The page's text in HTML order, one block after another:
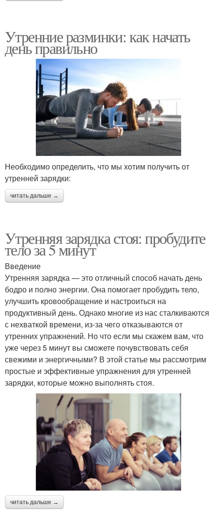
Утренние разминки: как начать
день правильно
Необходимо определить, что мы хотим получить от
утренней зарядки:
читать дальше →
Утренняя зарядка стоя: пробудите
тело за 5 минут
Введение
Утренняя зарядка — это отличный способ начать день
бодро и полно энергии. Она помогает пробудить тело,
улучшить кровообращение и настроиться на
продуктивный день. Однако многие из нас сталкиваются
с нехваткой времени, из-за чего отказываются от
утренних упражнений. Но что если мы скажем вам, что
уже через 5 минут вы сможете почувствовать себя
свежими и энергичными? В этой статье мы рассмотрим
простые и эффективные упражнения для утренней
зарядки, которые можно выполнять стоя.
читать дальше →